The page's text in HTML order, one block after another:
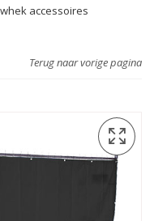
accessoires
Terug naar vorige pagina